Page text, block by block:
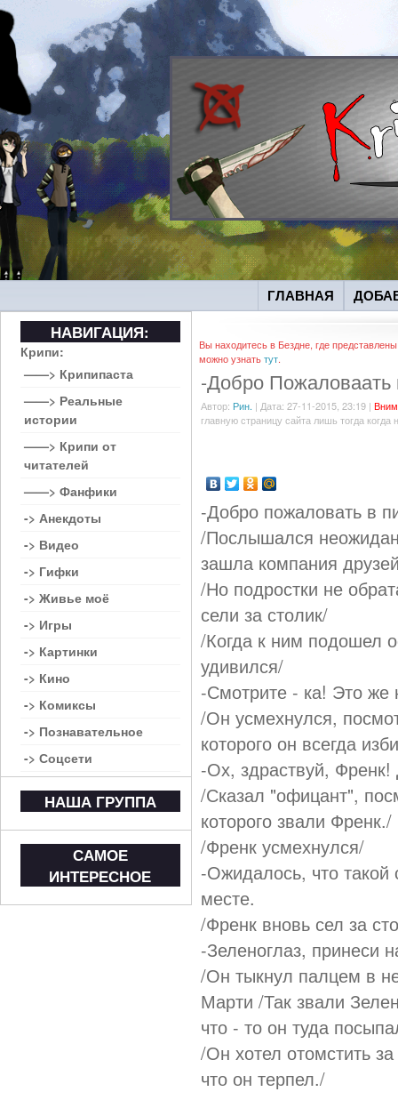
ГЛАВНАЯ
Вы находитесь в Бездне, где
можно узнатьтут.
-Добро
Автор: Рин. | Дата: 27-11-2015, 23:19 |
главную страницу сайта лишь тогда
-Добро пожаловать в
/Послышался
зашла компания
/Но подростки не
сели за столик/
/Когда к ним подошел
удивился/
-Смотрите - ка! Это же
/Он усмехнулся,
которого он всегда
-Ох, здраствуй,
/Сказал "офицант",
которого звали Френк./
/Френк усмехнулся/
-Ожидалось, что такой
месте.
/Френк вновь сел за
-Зеленоглаз, принеси
/Он тыкнул палцем в
Марти /Так звали
что - то он туда
/Он хотел отомстить
что он терпел./
НАВИГАЦИЯ:
Крипи:
——> Крипипаста
——> Реальные
истории
——> Крипи от
читателей
——> Фанфики
-> Анекдоты
-> Видео
-> Гифки
-> Живье моё
-> Игры
-> Картинки
-> Кино
-> Комиксы
-> Познавательное
-> Соцсети
НАША ГРУППА
САМОЕ
ИНТЕРЕСНОЕ